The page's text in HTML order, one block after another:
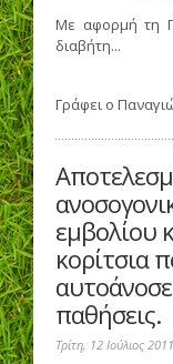
Με αφορμή τη
διαβήτη...
Γράφει ο
εμβολίου
κορίτσια
παθήσεις.
Τρίτη, 12 Ιούλιος 2011